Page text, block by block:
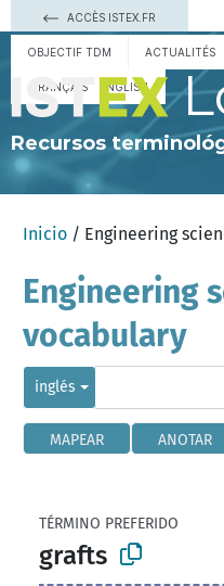
ACCÈS ISTEX.FR
OBJECTIF TDM ACTUALITÉS
FRANÇAIS ENGLISH
Recursos
Inicio / Engineering
Engineering
vocabulary
inglés
MAPEAR ANOTAR
TÉRMINO PREFERIDO
grafts